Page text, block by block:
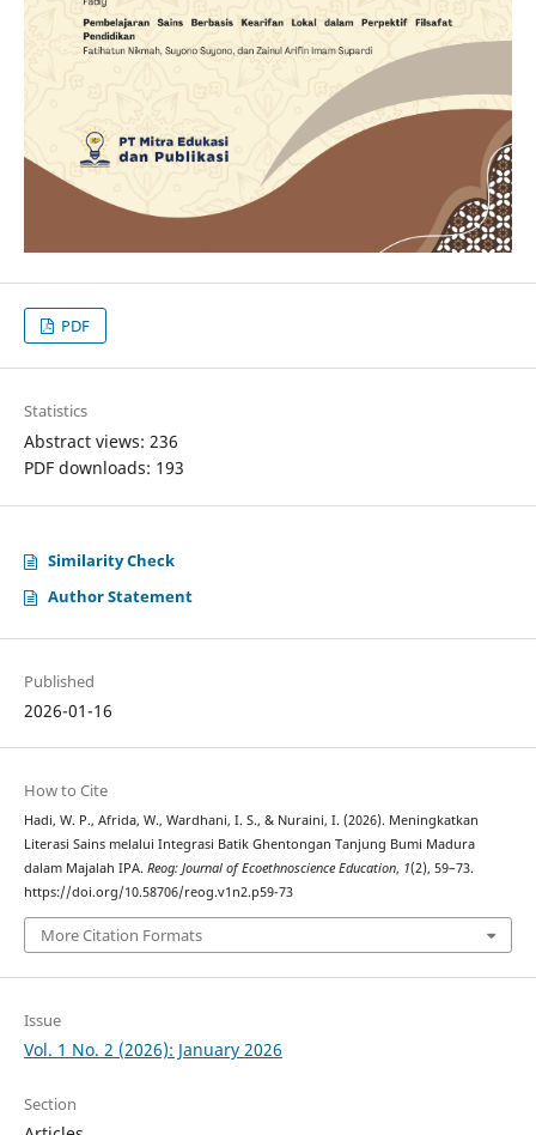
PDF
Statistics
Abstract views: 236
PDF downloads: 193
Similarity Check
Author Statement
Published
2026-01-16
How to Cite
Hadi, W. P., Afrida, W., Wardhani, I. S., & Nuraini, I. (2026). Meningkatkan
Literasi Sains melalui Integrasi Batik Ghentongan Tanjung Bumi Madura
dalam Majalah IPA. Reog: Journal of Ecoethnoscience Education, 1(2), 59–73.
https://doi.org/10.58706/reog.v1n2.p59-73
More Citation Formats
Issue
Vol. 1 No. 2 (2026): January 2026
Section